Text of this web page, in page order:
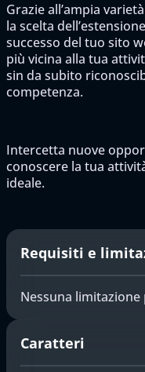
Grazie all’ampia
la scelta
successo del tuo sito
più vicina alla tua
sin da subito
competenza.
Intercetta nuove
conoscere la tua
ideale.
Requisiti e
Nessuna
Caratteri